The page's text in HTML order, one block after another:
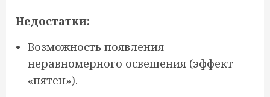
Недостатки:
Возможность появления
неравномерного освещения (эффект
«пятен»).